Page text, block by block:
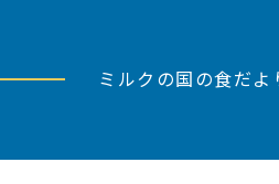
ミルクの国の食だ